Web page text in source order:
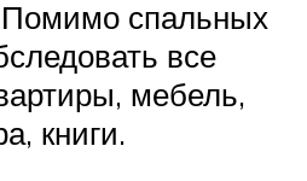
Помимо спальных
все
мебель,
книги.